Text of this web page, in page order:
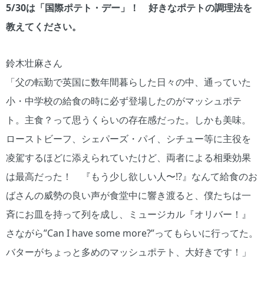
5/30は「国際ポテト・デー」！ 好きなポテトの調理法を
教えてください。
鈴木壮麻さん
「父の転勤で英国に数年間暮らした日々の中、通っていた
小・中学校の給食の時に必ず登場したのがマッシュポテ
ト。主食？って思うくらいの存在感だった。しかも美味。
ローストビーフ、シェパーズ・パイ、シチュー等に主役を
凌駕するほどに添えられていたけど、両者による相乗効果
は最高だった！ 『もう少し欲しい人〜⁉』なんて給食のお
ばさんの威勢の良い声が食堂中に響き渡ると、僕たちは一
斉にお皿を持って列を成し、ミュージカル『オリバー！』
さながら”Can I have some more?”ってもらいに行ってた。
バターがちょっと多めのマッシュポテト、大好きです！」